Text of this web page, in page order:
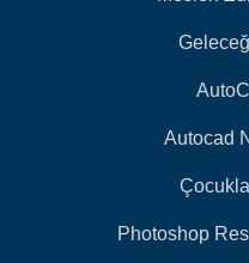
Autocad
Photoshop